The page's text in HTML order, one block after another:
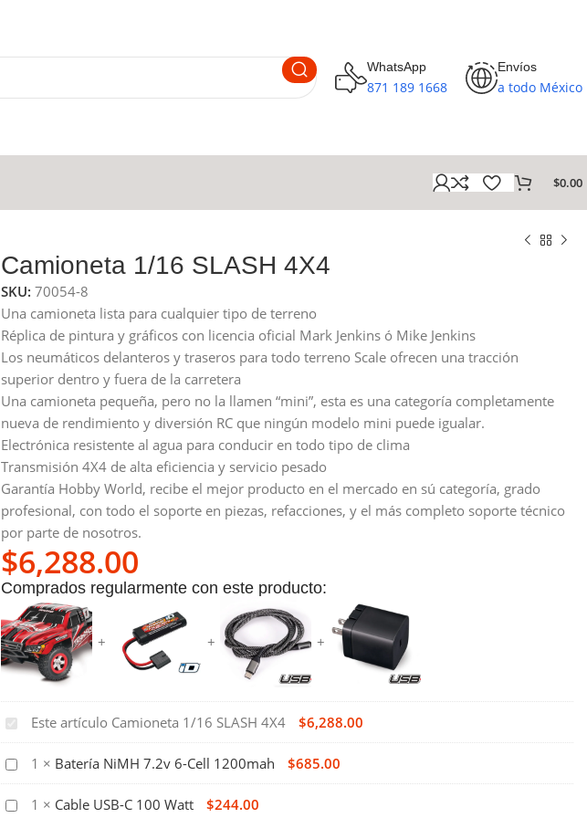
WhatsApp
871 189 1668
Envíos
a todo México
$0.00
Camioneta 1/16 SLASH 4X4
SKU: 70054-8
Una camioneta lista para cualquier tipo de terreno
Réplica de pintura y gráficos con licencia oficial Mark Jenkins ó Mike Jenkins
Los neumáticos delanteros y traseros para todo terreno Scale ofrecen una tracción
superior dentro y fuera de la carretera
Una camioneta pequeña, pero no la llamen “mini”, esta es una categoría completamente
nueva de rendimiento y diversión RC que ningún modelo mini puede igualar.
Electrónica resistente al agua para conducir en todo tipo de clima
Transmisión 4X4 de alta eficiencia y servicio pesado
Garantía Hobby World, recibe el mejor producto en el mercado en sú categoría, grado
profesional, con todo el soporte en piezas, refacciones, y el más completo soporte técnico
por parte de nosotros.
$6,288.00
Comprados regularmente con este producto:
Camioneta
1/16
SLASH
4X4
Este artículo Camioneta 1/16 SLASH 4X4 $6,288.00
Batería
NiMH
7.2v
1 × Batería NiMH 7.2v 6-Cell 1200mah $685.00
Cable
1 × Cable USB-C 100 Watt $244.00